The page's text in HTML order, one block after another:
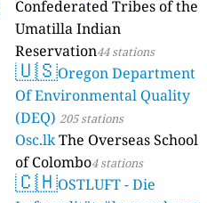
Confederated Tribes of the
Umatilla Indian
Reservation44 stations
🇺🇸Oregon Department
Of Environmental Quality
(DEQ) 205 stations
Osc.lkThe Overseas School
of Colombo4 stations
🇨🇭OSTLUFT - Die